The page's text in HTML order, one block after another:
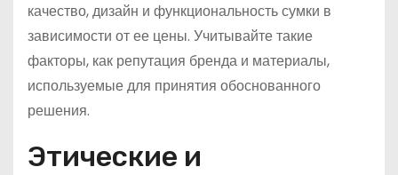
качество, дизайн и функциональность сумки в
зависимости от ее цены. Учитывайте такие
факторы, как репутация бренда и материалы,
используемые для принятия обоснованного
решения.
Этические и